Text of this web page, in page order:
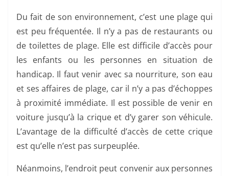
Du fait de son environnement, c’est une plage qui
est peu fréquentée. Il n’y a pas de restaurants ou
de toilettes de plage. Elle est difficile d’accès pour
les enfants ou les personnes en situation de
handicap. Il faut venir avec sa nourriture, son eau
et ses affaires de plage, car il n’y a pas d’échoppes
à proximité immédiate. Il est possible de venir en
voiture jusqu’à la crique et d’y garer son véhicule.
L’avantage de la difficulté d’accès de cette crique
est qu’elle n’est pas surpeuplée.
Néanmoins, l’endroit peut convenir aux personnes